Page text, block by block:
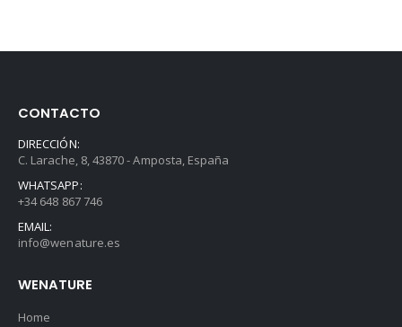
CONTACTO
DIRECCIÓN:
C. Larache, 8, 43870 - Amposta, España
WHATSAPP:
+34 648 867 746
EMAIL:
info@wenature.es
WENATURE
Home